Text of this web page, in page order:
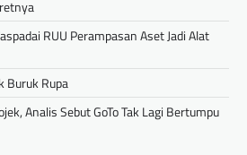
RUU Perampasan Aset Jadi Alat
Buruk Rupa
Analis Sebut GoTo Tak Lagi Bertumpu